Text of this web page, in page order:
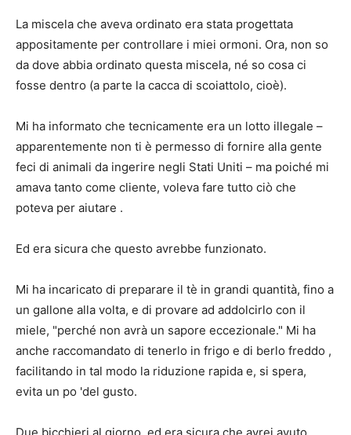
La miscela che aveva ordinato era stata progettata
appositamente per controllare i miei ormoni. Ora, non so
da dove abbia ordinato questa miscela, né so cosa ci
fosse dentro (a parte la cacca di scoiattolo, cioè).
Mi ha informato che tecnicamente era un lotto illegale –
apparentemente non ti è permesso di fornire alla gente
feci di animali da ingerire negli Stati Uniti – ma poiché mi
amava tanto come cliente, voleva fare tutto ciò che
poteva per aiutare .
Ed era sicura che questo avrebbe funzionato.
Mi ha incaricato di preparare il tè in grandi quantità, fino a
un gallone alla volta, e di provare ad addolcirlo con il
miele, "perché non avrà un sapore eccezionale." Mi ha
anche raccomandato di tenerlo in frigo e di berlo freddo ,
facilitando in tal modo la riduzione rapida e, si spera,
evita un po 'del gusto.